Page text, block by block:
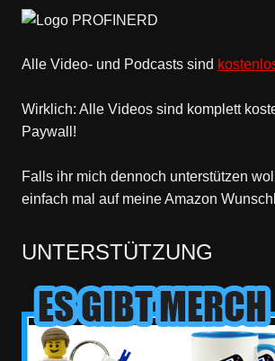
Alle Video- und Podcasts sind
Wirklich: Alle Videos sind komplett
Paywall!
Falls ihr mich dennoch unterstützen
einfach mal auf meine Amazon
UNTERSTÜTZUNG